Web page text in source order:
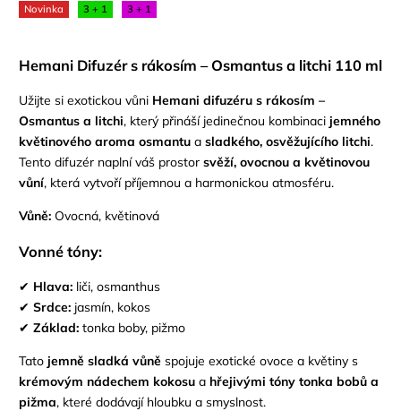
Novinka 3 + 1 3 + 1
Hemani Difuzér s rákosím – Osmantus a litchi 110 ml
Užijte si exotickou vůni Hemani difuzéru s rákosím –
Osmantus a litchi, který přináší jedinečnou kombinaci jemného
květinového aroma osmantu a sladkého, osvěžujícího litchi.
Tento difuzér naplní váš prostor svěží, ovocnou a květinovou
vůní, která vytvoří příjemnou a harmonickou atmosféru.
Vůně: Ovocná, květinová
Vonné tóny:
✔ Hlava: liči, osmanthus
✔ Srdce: jasmín, kokos
✔ Základ: tonka boby, pižmo
Tato jemně sladká vůně spojuje exotické ovoce a květiny s
krémovým nádechem kokosu a hřejivými tóny tonka bobů a
pižma, které dodávají hloubku a smyslnost.